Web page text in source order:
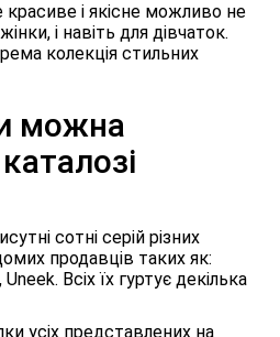
і якісне можливо не
і навіть для дівчаток.
колекція стильних
можна
сотні серій різних
продавців таких як:
Всіх їх гуртує декілька
усіх представлених на